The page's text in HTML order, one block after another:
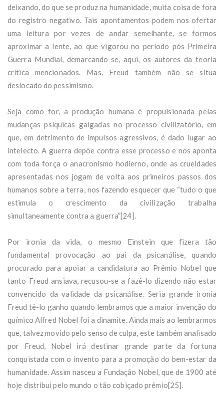
deixando, do que se produz na humanidade, muita coisa de fora
do registro negativo. Tais apontamentos podem nos ofertar
uma leitura por vezes de andar semelhante, se formos
aproximar a lente, ao que vigorou no período pós Primeira
Guerra Mundial, demarcando-se, aqui, os autores da teoria
crítica mencionados. Mas, Freud também não se situa
deslocado do pessimismo.
Seja como for, a produção humana é propulsionada pelas
mudanças psíquicas galgadas no processo civilizatório, em
que, em detrimento de impulsos agressivos, é dado lugar ao
intelecto. A guerra depõe contra esse processo e nos aponta
com toda força o anacronismo hodierno, onde as crueldades
apresentadas nos jogam de volta aos primeiros passos dos
humanos sobre a terra, nos fazendo esquecer que “tudo o que
estimula o crescimento da civilização trabalha
simultaneamente contra a guerra”[24].
Por ironia da vida, o mesmo Einstein que fizera tão
fundamental provocação ao pai da psicanálise, quando
procurado para apoiar a candidatura ao Prêmio Nobel que
tanto Freud ansiava, recusou-se a fazê-lo dizendo não estar
convencido da validade da psicanálise. Seria grande ironia
Freud tê-lo ganho quando lembramos que a maior invenção do
químico Alfred Nobel foi a dinamite. Ainda mais ao lembrarmos
que, talvez movido pelo senso de culpa, este também analisado
por Freud, Nobel irá destinar grande parte da fortuna
conquistada com o invento para a promoção do bem-estar da
humanidade. Assim nasceu a Fundação Nobel, que de 1900 até
hoje distribui pelo mundo o tão cobiçado prêmio[25].